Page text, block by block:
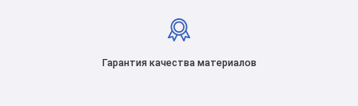
Гарантия качества материалов